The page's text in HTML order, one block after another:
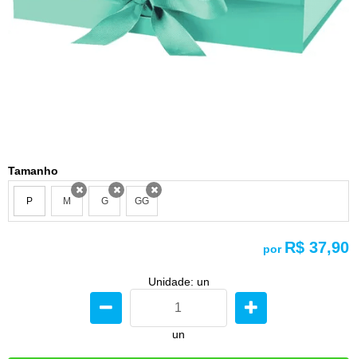
Tamanho
P M G GGx
por R$ 37,90
Unidade: un
un